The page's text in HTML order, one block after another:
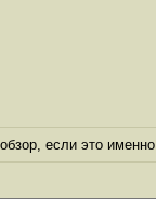
если это